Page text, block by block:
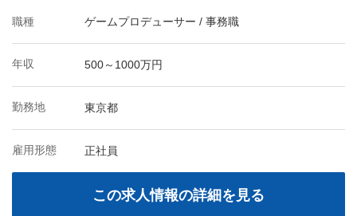
職種 ゲームプロデューサー / 事務職
年収 500～1000万円
勤務地 東京都
雇用形態 正社員
この求人情報の詳細を見る